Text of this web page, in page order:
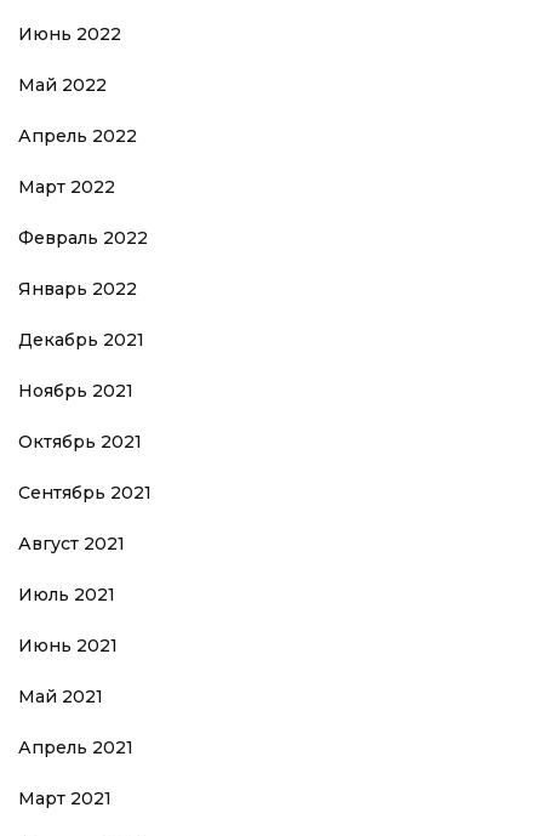
Июнь 2022
Май 2022
Апрель 2022
Март 2022
Февраль 2022
Январь 2022
Декабрь 2021
Ноябрь 2021
Октябрь 2021
Сентябрь 2021
Август 2021
Июль 2021
Июнь 2021
Май 2021
Апрель 2021
Март 2021